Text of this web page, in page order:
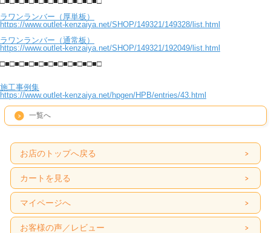
ラワンランバー（厚単板）
https://www.outlet-kenzaiya.net/SHOP/149321/149328/list.html
ラワンランバー（通常板）
https://www.outlet-kenzaiya.net/SHOP/149321/192049/list.html
□■□■□■□■□■□■□■□■□■□■□
施工事例集
https://www.outlet-kenzaiya.net/hpgen/HPB/entries/43.html
一覧へ
お店のトップへ戻る
カートを見る
マイページへ
お客様の声／レビュー